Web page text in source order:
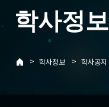
학사정보
> 학사정보 > 학사공지